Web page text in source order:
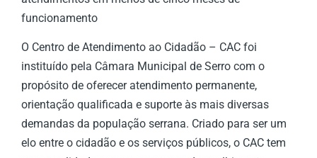
funcionamento
O Centro de Atendimento ao Cidadão – CAC foi
instituído pela Câmara Municipal de Serro com o
propósito de oferecer atendimento permanente,
orientação qualificada e suporte às mais diversas
demandas da população serrana. Criado para ser um
elo entre o cidadão e os serviços públicos, o CAC tem